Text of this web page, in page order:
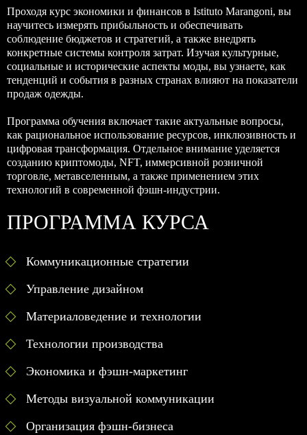
Проходя курс экономики и финансов в Istituto Marangoni, вы
научитесь измерять прибыльность и обеспечивать
соблюдение бюджетов и стратегий, а также внедрять
конкретные системы контроля затрат. Изучая культурные,
социальные и исторические аспекты моды, вы узнаете, как
тенденций и события в разных странах влияют на показатели
продаж одежды.
Программа обучения включает такие актуальные вопросы,
как рациональное использование ресурсов, инклюзивность и
цифровая трансформация. Отдельное внимание уделяется
созданию криптомоды, NFT, иммерсивной розничной
торговле, метавселенным, а также применением этих
технологий в современной фэшн-индустрии.
ПРОГРАММА КУРСА
Коммуникационные стратегии
Управление дизайном
Материаловедение и технологии
Технологии производства
Экономика и фэшн-маркетинг
Методы визуальной коммуникации
Организация фэшн-бизнеса